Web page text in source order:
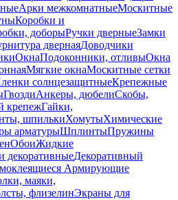
Арки межкомнатныеМоскитные
Коробки и
доборыРучки дверныеЗамки
двернаяДоводчики
ОкнаПодоконники, отливыОкна
Мягкие окнаМоскитные сетки
солнцезащитныеКрепежные
ГвоздиАнкеры, дюбелиСкобы,
крепежГайки,
шпилькиХомутыХимические
арматурыШплинтыПружины
ОбоиЖидкие
декоративныеДекоративный
Армирующие
маяки,
флизелинЭкраны для